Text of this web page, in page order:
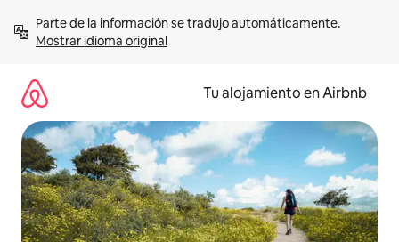
contenidoMostrar idioma original
Tu alojamiento en Airbnb